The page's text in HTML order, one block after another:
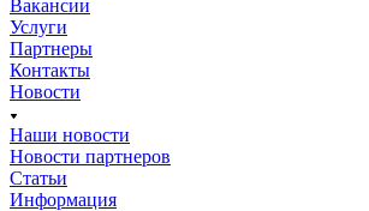
Вакансии
Услуги
Партнеры
Контакты
Новости
Наши новости
Новости партнеров
Статьи
Информация